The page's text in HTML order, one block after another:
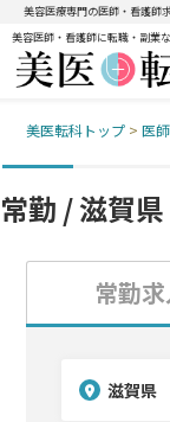
美容医療専門の医師・看護師
美容医師・看護師に転職・副業
美医転科トップ >医
常勤 / 滋賀
常勤
滋賀県